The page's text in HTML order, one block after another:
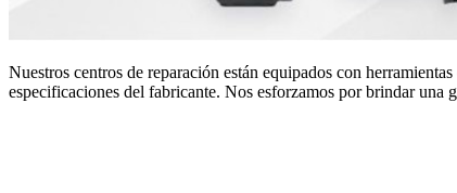
Nuestros centros de reparación están equipados con
especificaciones del fabricante. Nos esforzamos por brindar una